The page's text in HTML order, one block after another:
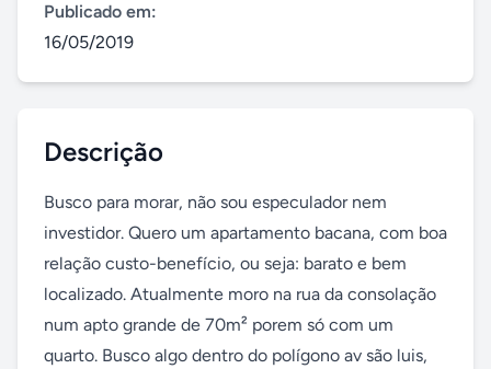
Publicado em:
16/05/2019
Descrição
Busco para morar, não sou especulador nem
investidor. Quero um apartamento bacana, com boa
relação custo-benefício, ou seja: barato e bem
localizado. Atualmente moro na rua da consolação
num apto grande de 70m² porem só com um
quarto. Busco algo dentro do polígono av são luis,